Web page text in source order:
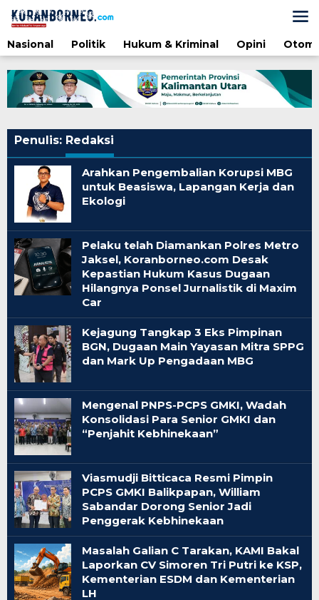
konten
Nasional
Politik Hukum & Kriminal Opini
Penulis: Redaksi
Arahkan Pengembalian Korupsi MBG
untuk Beasiswa, Lapangan Kerja dan
Ekologi
Pelaku telah Diamankan Polres Metro
Jaksel, Koranborneo.com Desak
Kepastian Hukum Kasus Dugaan
Hilangnya Ponsel Jurnalistik di Maxim
Car
Kejagung Tangkap 3 Eks Pimpinan
BGN, Dugaan Main Yayasan Mitra SPPG
dan Mark Up Pengadaan MBG
Mengenal PNPS-PCPS GMKI, Wadah
Konsolidasi Para Senior GMKI dan
“Penjahit Kebhinekaan”
Viasmudji Bitticaca Resmi Pimpin
PCPS GMKI Balikpapan, William
Sabandar Dorong Senior Jadi
Penggerak Kebhinekaan
Masalah Galian C Tarakan, KAMI Bakal
Laporkan CV Simoren Tri Putri ke KSP,
Kementerian ESDM dan Kementerian
LH